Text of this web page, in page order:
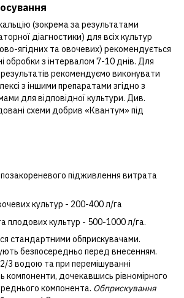
(зокрема за результатами
діагностики) для всіх культур
ягідних та овочевих) рекомендується
обробки з інтервалом 7-10 днів. Для
рекомендуємо виконувати
з іншими препаратами згідно з
для відповідної культури. Див.
схеми добрив «Квантум» під
підживлення витрата
культур - 200-400 л/га
плодових культур - 500-1000 л/га.
стандартними обприскувачами.
безпосередньо перед внесенням.
3 водою та при перемішуванні
компоненти, дочекавшись рівномірного
компонента. Обприскування